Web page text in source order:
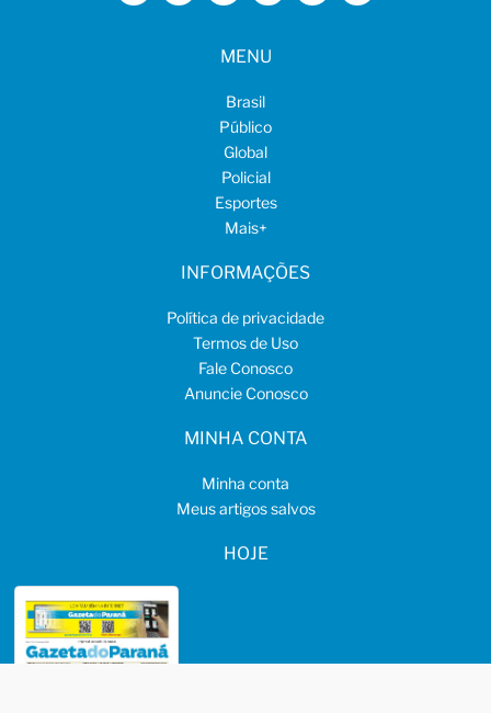
MENU
Brasil
Público
Global
Policial
Esportes
Mais+
INFORMAÇÕES
Política de privacidade
Termos de Uso
Fale Conosco
Anuncie Conosco
MINHA CONTA
Minha conta
Meus artigos salvos
HOJE